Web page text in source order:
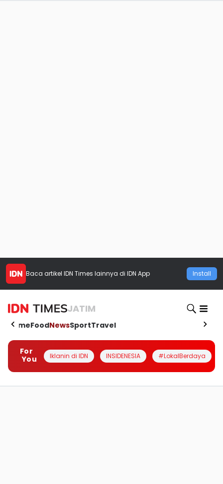
Baca artikel IDN Times lainnya di IDN App Install
JATIM
HomeFoodNewsSportTravel
For
You
Iklanin di IDN INSIDENESIA #LokalBerdaya